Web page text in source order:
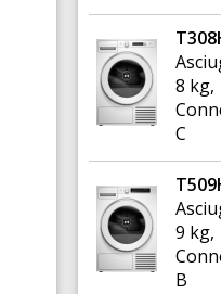
8 kg,
C
9 kg,
B